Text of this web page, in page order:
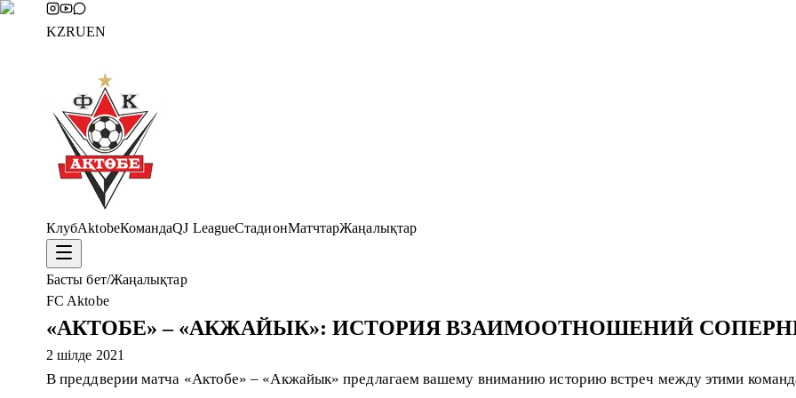
KZRUEN
КлубAktobeКомандаQJ LeagueСтадионМатчтарЖаңалықтар
Басты бет/Жаңалықтар
FC Aktobe
«АКТОБЕ» – «АКЖАЙЫК»: ИСТОРИЯ ВЗАИМООТНОШЕНИЙ
2 шілде 2021
В преддверии матча «Актобе» – «Акжайык» предлагаем вашему вниманию историю встреч между этими